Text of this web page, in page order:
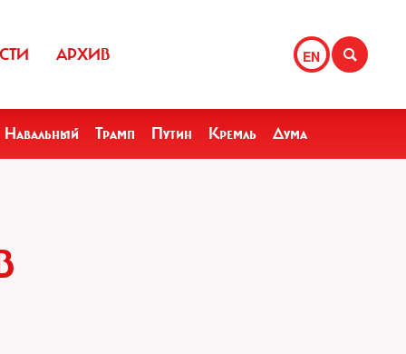
EN
АРХИВ
Навальный Трамп Путин Кремль Дума